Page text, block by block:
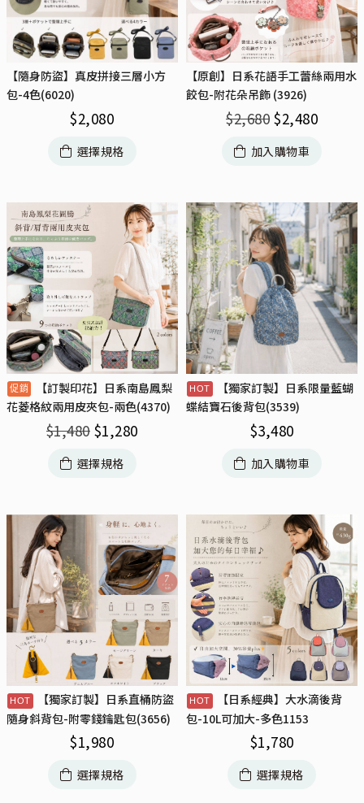
【隨身防盜】真皮拼接三層小方
包-4色(6020)
$2,080
選擇規格
【原創】日系花語手工蕾絲兩用水
餃包-附花朵吊飾 (3926)
$2,680 $2,480
加入購物車
【訂製印花】日系南島鳳梨
花菱格紋兩用皮夾包-兩色(4370)
$1,480 $1,280
選擇規格
【獨家訂製】日系限量藍蝴
蝶結寶石後背包(3539)
$3,480
加入購物車
【獨家訂製】日系直桶防盜
隨身斜背包-附零錢鑰匙包(3656)
$1,980
選擇規格
【日系經典】大水滴後背
包-10L可加大-多色1153
$1,780
選擇規格